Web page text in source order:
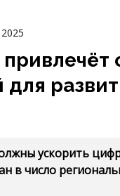
ускорить
в число